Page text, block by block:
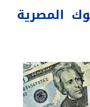
المصرية